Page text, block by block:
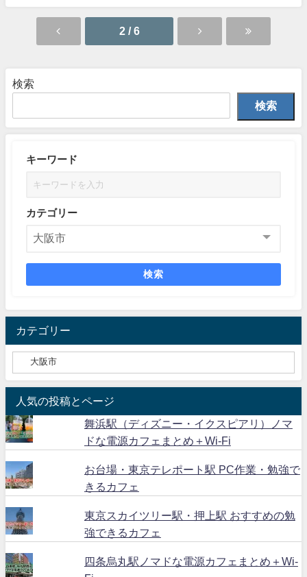
2 / 6
検索
検索
キーワード
カテゴリー
検索
カテゴリー
人気の投稿とページ
舞浜駅（ディズニー・イクスピアリ）ノマ
ドな電源カフェまとめ＋Wi-Fi
お台場・東京テレポート駅 PC作業・勉強で
きるカフェ
東京スカイツリー駅・押上駅 おすすめの勉
強できるカフェ
四条烏丸駅ノマドな電源カフェまとめ＋Wi-